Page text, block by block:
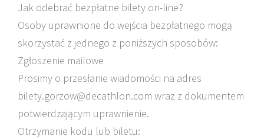
Jak odebrać bezpłatne bilety on-line?
Osoby uprawnione do wejścia bezpłatnego mogą
skorzystać z jednego z poniższych sposobów:
Zgłoszenie mailowe
Prosimy o przesłanie wiadomości na adres
bilety.gorzow@decathlon.com wraz z dokumentem
potwierdzającym uprawnienie.
Otrzymanie kodu lub biletu: